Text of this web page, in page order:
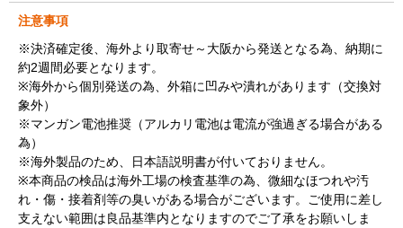
注意事項
※決済確定後、海外より取寄せ～大阪から発送となる為、納期に
約2週間必要となります。
※海外から個別発送の為、外箱に凹みや潰れがあります（交換対
象外）
※マンガン電池推奨（アルカリ電池は電流が強過ぎる場合がある
為）
※海外製品のため、日本語説明書が付いておりません。
※本商品の検品は海外工場の検査基準の為、微細なほつれや汚
れ・傷・接着剤等の臭いがある場合がございます。ご使用に差し
支えない範囲は良品基準内となりますのでご了承をお願いしま